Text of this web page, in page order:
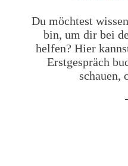
Du möchtest
bin, um dir bei
helfen? Hier
Erstgespräch
schauen,